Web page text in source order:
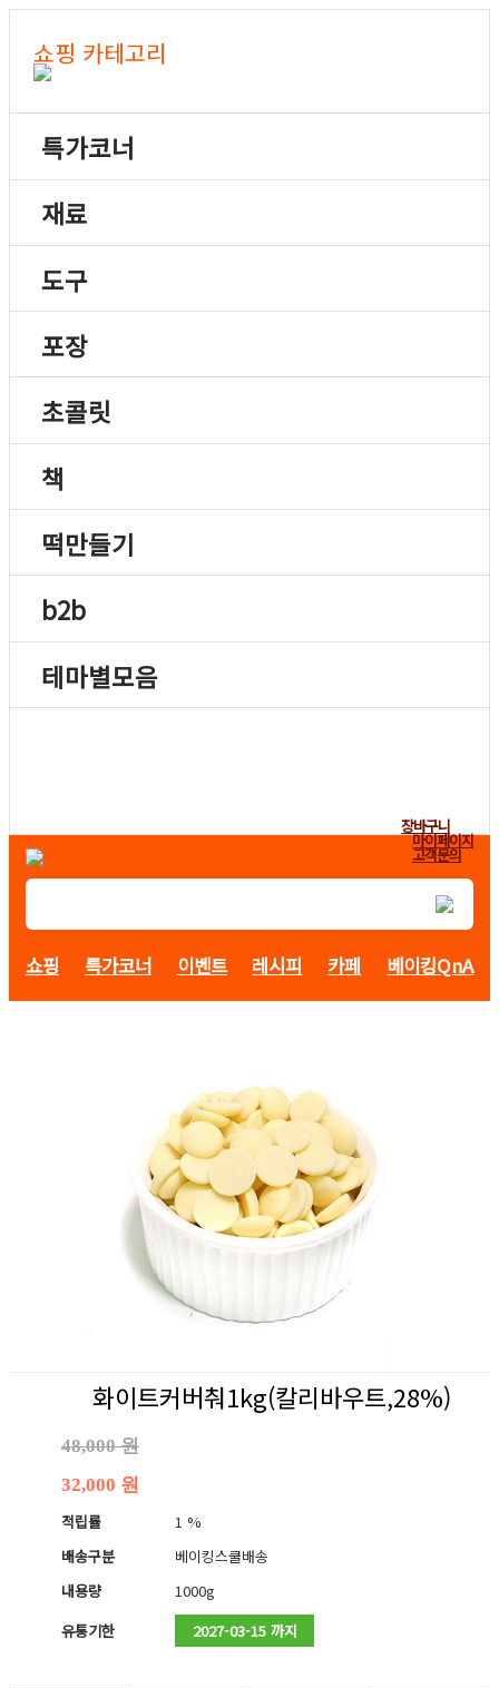
쇼핑 카테고리
특가코너
재료
도구
포장
초콜릿
책
떡만들기
b2b
테마별모음
장바구니
마이페이지
고객문의
쇼핑 특가코너 이벤트 레시피 카페 베이킹QnA
화이트커버춰1kg(칼리바우트,28%)
48,000 원
32,000 원
적립률
1 %
배송구분
베이킹스쿨배송
내용량
1000g
유통기한
2027-03-15 까지